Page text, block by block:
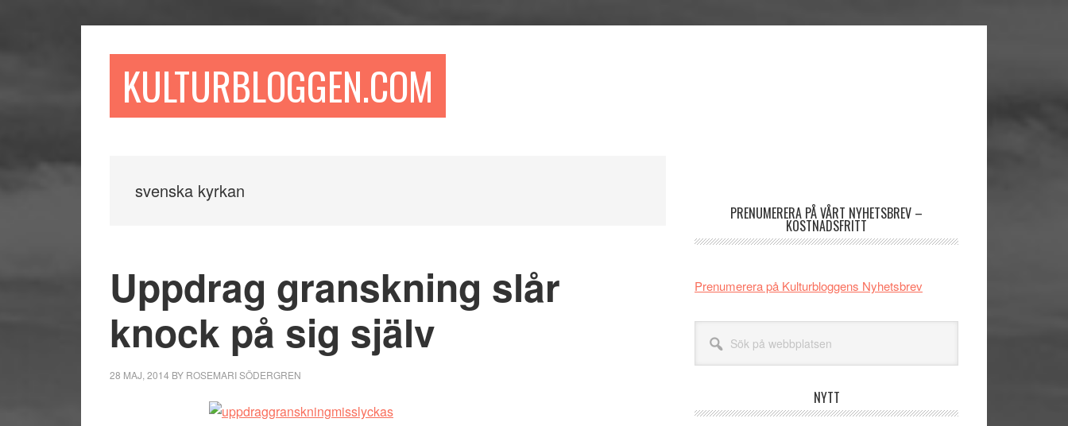
KULTURBLOGGEN.COM
svenska kyrkan
Uppdrag granskning slår
knock på sig själv
28 MAJ, 2014 BY ROSEMARI SÖDERGREN
PRENUMERERA PÅ VÅRT NYHETSBREV –
KOSTNADSFRITT
Prenumerera på Kulturbloggens Nyhetsbrev
webbplatsen
NYTT